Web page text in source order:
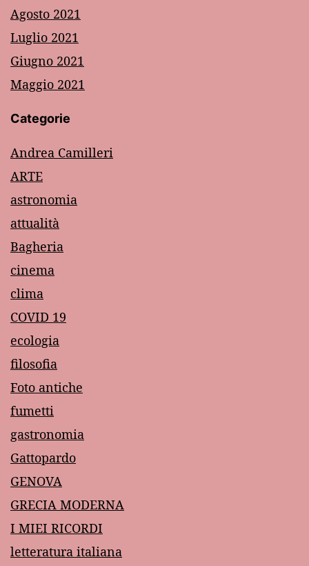
Agosto 2021
Luglio 2021
Giugno 2021
Maggio 2021
Categorie
Andrea Camilleri
ARTE
astronomia
attualità
Bagheria
cinema
clima
COVID 19
ecologia
filosofia
Foto antiche
fumetti
gastronomia
Gattopardo
GENOVA
GRECIA MODERNA
I MIEI RICORDI
letteratura italiana